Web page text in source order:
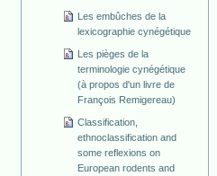
Les embûches de la
lexicographie cynégétique
Les pièges de la
terminologie cynégétique
(à propos d'un livre de
François Remigereau)
Classification,
ethnoclassification and
some reflexions on
European rodents and